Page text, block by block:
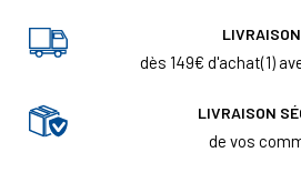
dès 149€ d'achat(1)
LIVRAISON
de vos